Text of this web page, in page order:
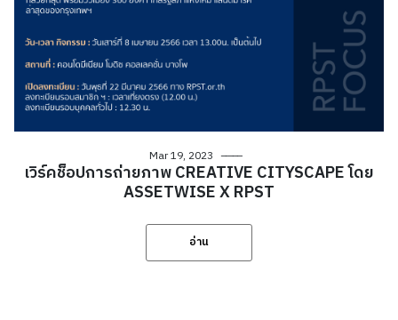
Mar 19, 2023
เวิร์คช็อปการถ่ายภาพ CREATIVE CITYSCAPE โดย
ASSETWISE X RPST
อ่าน